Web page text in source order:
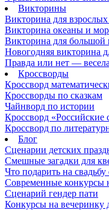
Викторины
Викторина для
Викторина океаны и
Викторина для большой
Новогодняя викторина
Правда или нет —
Кроссворды
Кроссворд
Кроссворды по сказкам
Чайнворд по истории
Кроссворд «Российские
Кроссворд по
Блог
Сценарии детских
Смешные загадки для
Что подарить на
Современные конкурсы
Сценарий гендер пати
Конкурсы на вечеринку